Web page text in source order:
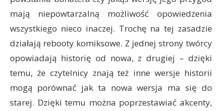
mają niepowtarzalną możliwość opowiedzenia
wszystkiego nieco inaczej. Trochę na tej zasadzie
działają rebooty komiksowe. Z jednej strony twórcy
opowiadają historię od nowa, z drugiej – dzięki
temu, że czytelnicy znają też inne wersje historii
mogą porównać jak ta nowa wersja ma się do
starej. Dzięki temu można poprzestawiać akcenty,